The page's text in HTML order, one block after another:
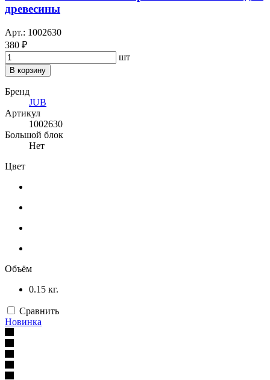
древесины
Арт.: 1002630
380 ₽
шт
В корзину
Бренд
JUB
Артикул
1002630
Большой блок
Нет
Цвет
Объём
0.15 кг.
Сравнить
Новинка